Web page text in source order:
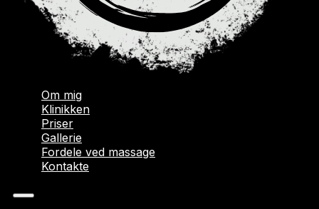
Om mig
Klinikken
Priser
Gallerie
Fordele ved massage
Kontakte